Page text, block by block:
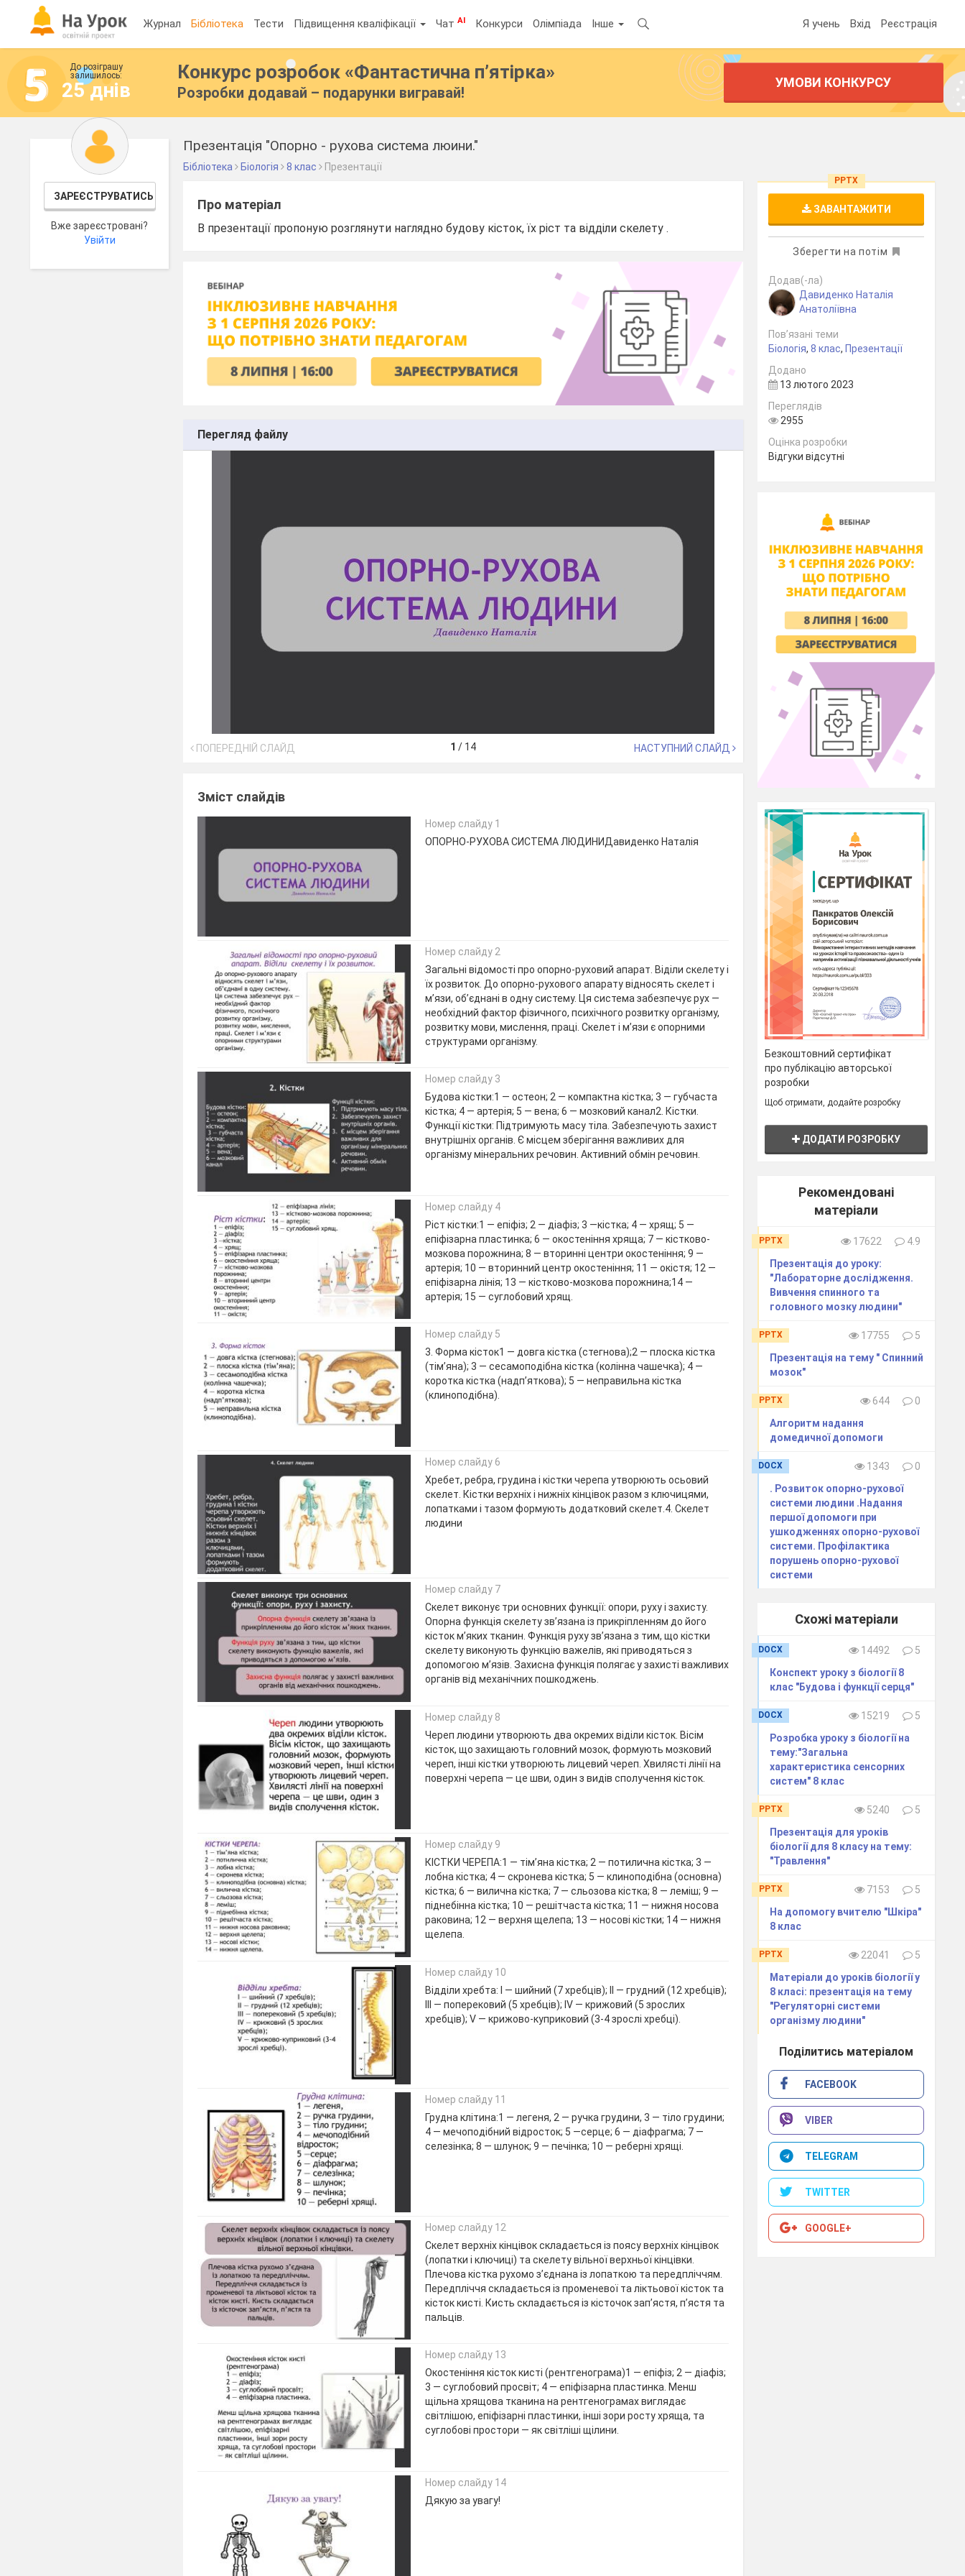
Журнал Бібліотека Тести Підвищення кваліфікації ЧатAI Конкурси Олімпіада Інше Я учень Вхід Реєстрація
До розіграшу
залишилось:
25 днів
Конкурс розробок «Фантастична п’ятірка»
Розробки додавай – подарунки вигравай!
УМОВИ КОНКУРСУ
ЗАРЕЄСТРУВАТИСЬ
Вже зареєстровані?
Увійти
Презентація "Опорно - рухова система люини."
Бібліотека Біологія 8 клас Презентації
Про матеріал
В презентації пропоную розглянути наглядно будову кісток, їх ріст та відділи скелету .
Перегляд файлу
ПОПЕРЕДНІЙ СЛАЙД 1 / 14 НАСТУПНИЙ СЛАЙД
Зміст слайдів
Номер слайду 1
ОПОРНО-РУХОВА СИСТЕМА ЛЮДИНИДавиденко Наталія
Номер слайду 2
Загальні відомості про опорно-руховий апарат. Віділи скелету і
їх розвиток. До опорно-рухового апарату відносять скелет і
м’язи, об’єднані в одну систему. Ця система забезпечує рух —
необхідний фактор фізичного, психічного розвитку організму,
розвитку мови, мислення, праці. Скелет і м’язи є опорними
структурами організму.
Номер слайду 3
Будова кістки:1 — остеон; 2 — компактна кістка; 3 — губчаста
кістка; 4 — артерія; 5 — вена; 6 — мозковий канал2. Кістки.
Функції кістки: Підтримують масу тіла. Забезпечують захист
внутрішніх органів. Є місцем зберігання важливих для
організму мінеральних речовин. Активний обмін речовин.
Номер слайду 4
Ріст кістки:1 — епіфіз; 2 — діафіз; 3 —кістка; 4 — хрящ; 5 —
епіфізарна пластинка; 6 — окостеніння хряща; 7 — кістково-
мозкова порожнина; 8 — вторинні центри окостеніння; 9 —
артерія; 10 — вторинний центр окостеніння; 11 — окістя; 12 —
епіфізарна лінія; 13 — кістково-мозкова порожнина;14 —
артерія; 15 — суглобовий хрящ.
Номер слайду 5
3. Форма кісток1 — довга кістка (стегнова);2 — плоска кістка
(тім’яна); 3 — сесамоподібна кістка (колінна чашечка); 4 —
коротка кістка (надп’яткова); 5 — неправильна кістка
(клиноподібна).
Номер слайду 6
Хребет, ребра, грудина і кістки черепа утворюють осьовий
скелет. Кістки верхніх і нижніх кінцівок разом з ключицями,
лопатками і тазом формують додатковий скелет.4. Скелет
людини
Номер слайду 7
Скелет виконує три основних функції: опори, руху і захисту.
Опорна функція скелету зв’язана із прикріпленням до його
кісток м’яких тканин. Функція руху зв’язана з тим, що кістки
скелету виконують функцію важелів, які приводяться з
допомогою м’язів. Захисна функція полягає у захисті важливих
органів від механічних пошкоджень.
Номер слайду 8
Череп людини утворюють два окремих віділи кісток. Вісім
кісток, що захищають головний мозок, формують мозковий
череп, інші кістки утворюють лицевий череп. Хвилясті лінії на
поверхні черепа — це шви, один з видів сполучення кісток.
Номер слайду 9
КІСТКИ ЧЕРЕПА:1 — тім’яна кістка; 2 — потилична кістка; 3 —
лобна кістка; 4 — скронева кістка; 5 — клиноподібна (основна)
кістка; 6 — вилична кістка; 7 — сльозова кістка; 8 — леміш; 9 —
піднебінна кістка; 10 — решітчаста кістка; 11 — нижня носова
раковина; 12 — верхня щелепа; 13 — носові кістки; 14 — нижня
щелепа.
Номер слайду 10
Відділи хребта: I — шийний (7 хребців); II — грудний (12 хребців);
III — поперековий (5 хребців); IV — крижовий (5 зрослих
хребців); V — крижово-куприковий (3-4 зрослі хребці).
Номер слайду 11
Грудна клітина:1 — легеня, 2 — ручка грудини, 3 — тіло грудини;
4 — мечоподібний відросток; 5 —серце; 6 — діафрагма; 7 —
селезінка; 8 — шлунок; 9 — печінка; 10 — реберні хрящі.
Номер слайду 12
Скелет верхніх кінцівок складається із поясу верхніх кінцівок
(лопатки і ключиці) та скелету вільної верхньої кінцівки.
Плечова кістка рухомо з’єднана із лопаткою та передпліччям.
Передпліччя складається із променевої та ліктьової кісток та
кісток кисті. Кисть складається із кісточок зап’ястя, п’ястя та
пальців.
Номер слайду 13
Окостеніння кісток кисті (рентгенограма)1 — епіфіз; 2 — діафіз;
3 — суглобовий просвіт; 4 — епіфізарна пластинка. Менш
щільна хрящова тканина на рентгенограмах виглядає
світлішою, епіфізарні пластинки, інші зори росту хряща, та
суглобові простори — як світліші щілини.
Номер слайду 14
Дякую за увагу!
PPTX
ЗАВАНТАЖИТИ
Зберегти на потім
Додав(-ла)
Давиденко Наталія
Анатоліївна
Пов’язані теми
Біологія,8 клас, Презентації
Додано
13 лютого 2023
Переглядів
2955
Оцінка розробки
Відгуки відсутні
Безкоштовний сертифікат
про публікацію авторської
розробки
Щоб отримати, додайте розробку
ДОДАТИ РОЗРОБКУ
Рекомендовані
матеріали
PPTX 17622
4.9
Презентація до уроку:
"Лабораторне дослідження.
Вивчення спинного та
головного мозку людини"
PPTX 17755
5
Презентація на тему " Спинний
мозок"
PPTX 644
0
Алгоритм надання
домедичної допомоги
DOCX 1343
0
. Розвиток опорно-рухової
системи людини .Надання
першої допомоги при
ушкодженнях опорно-рухової
системи. Профілактика
порушень опорно-рухової
системи
Схожі матеріали
DOCX 14492
5
Конспект уроку з біології 8
клас "Будова і функції серця"
DOCX 15219
5
Розробка уроку з біології на
тему:"Загальна
характеристика сенсорних
систем" 8 клас
PPTX 5240
5
Презентація для уроків
біології для 8 класу на тему:
"Травлення"
PPTX 7153
5
На допомогу вчителю "Шкіра"
8 клас
PPTX 22041
5
Матеріали до уроків біології у
8 класі: презентація на тему
"Регуляторні системи
організму людини"
Поділитись матеріалом
FACEBOOK
VIBER
TELEGRAM
TWITTER
GOOGLE+